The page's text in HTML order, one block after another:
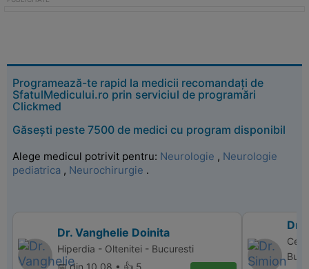
Programează-te rapid la medicii recomandați de
SfatulMedicului.ro prin serviciul de programări
Clickmed
Găsești peste 7500 de medici cu program disponibil
Alege medicul potrivit pentru: Neurologie , Neurologie
pediatrica , Neurochirurgie .
Dr. Vanghelie Doinita
Hiperdia - Oltenitei - Bucuresti
📅 din 10.08 • 👍 5
Dr.